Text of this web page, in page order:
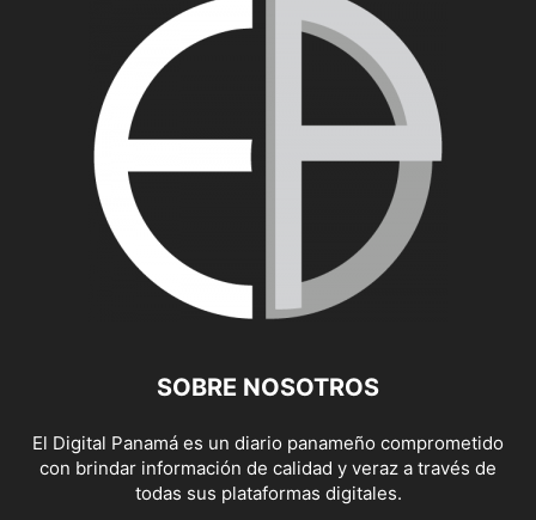
SOBRE NOSOTROS
El Digital Panamá es un diario panameño comprometido
con brindar información de calidad y veraz a través de
todas sus plataformas digitales.